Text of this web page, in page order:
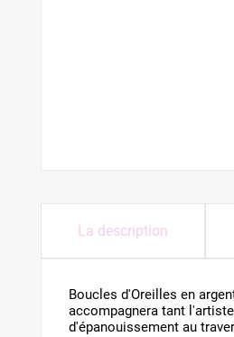
La description
Boucles d'Oreilles en
accompagnera tant
d'épanouissement au